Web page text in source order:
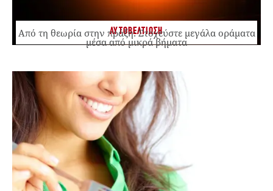
ΑΥΤΟΒΕΛΤΙΩΣΗ
Από τη θεωρία στην πράξη: Στοχεύστε μεγάλα οράματα
μέσα από μικρά βήματα